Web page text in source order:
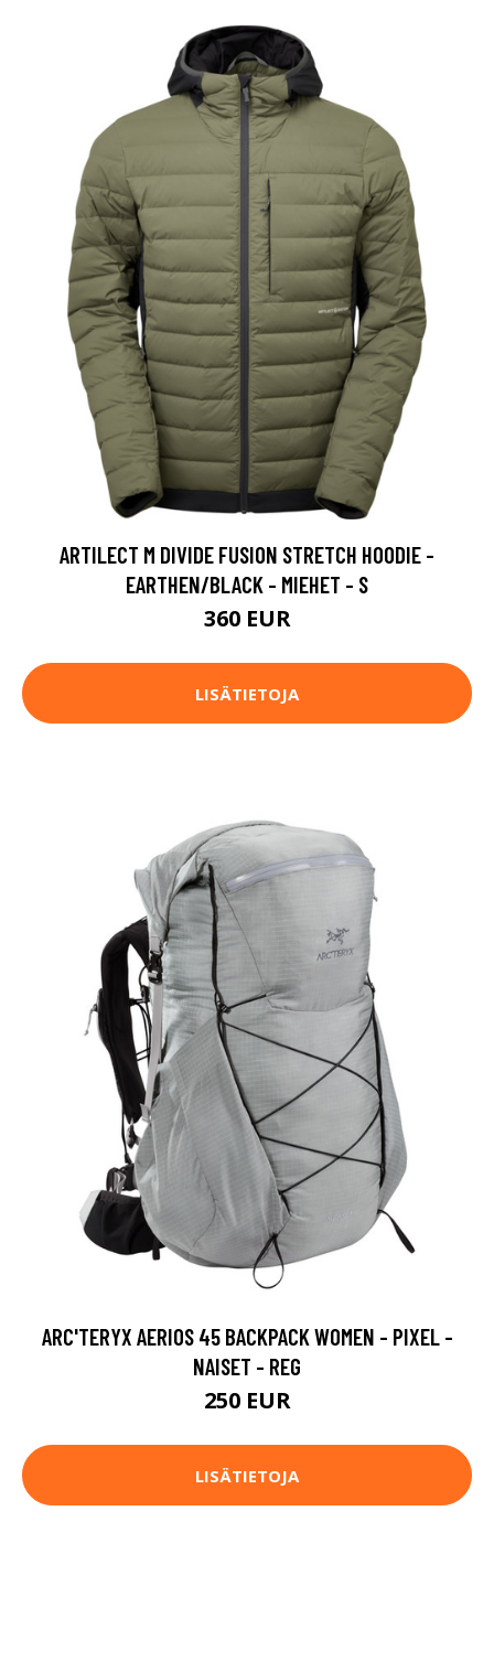
ARTILECT M DIVIDE FUSION STRETCH HOODIE -
EARTHEN/BLACK - MIEHET - S
360 EUR
LISÄTIETOJA
ARC'TERYX AERIOS 45 BACKPACK WOMEN - PIXEL -
NAISET - REG
250 EUR
LISÄTIETOJA